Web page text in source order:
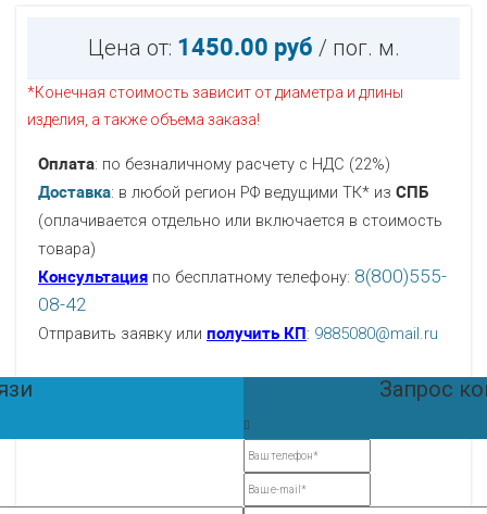
Цена от: 1450.00 руб / пог. м.
*Конечная стоимость зависит от диаметра и длины
изделия, а также объема заказа!
Оплата: по безналичному расчету с НДС (22%)
Доставка: в любой регион РФ ведущими ТК* из СПБ
(оплачивается отдельно или включается в стоимость
товара)
Консультация по бесплатному телефону: 8(800)555-
08-42
Отправить заявку или получить КП : 9885080@mail.ru
Запрос